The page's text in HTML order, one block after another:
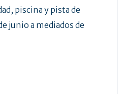
piscina y pista de
junio a mediados de